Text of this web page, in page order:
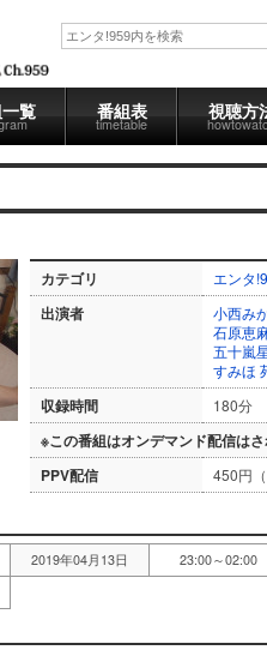
覧 番組表
timetable
視聴方
カテゴリ エンタ
出演者
小西み
石原恵
五十嵐
すみほ
収録時間 180分
※この番組はオンデマンド配信は
PPV配信
450円
2019年04月13日
23:00～02:00